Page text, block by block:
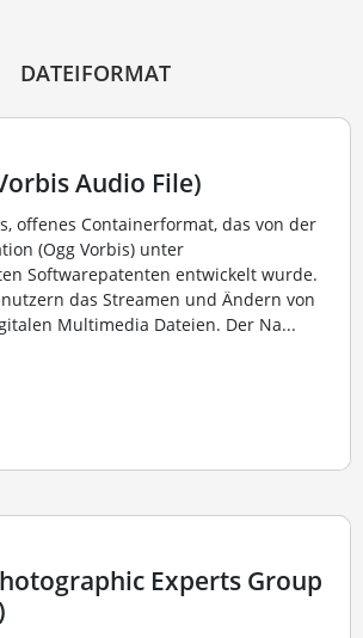
DATEIFORMAT
Audio File)
offenes Containerformat, das von der
(Ogg Vorbis) unter
Softwarepatenten entwickelt wurde.
das Streamen und Ändern von
Multimedia Dateien. Der Na...
Experts Group